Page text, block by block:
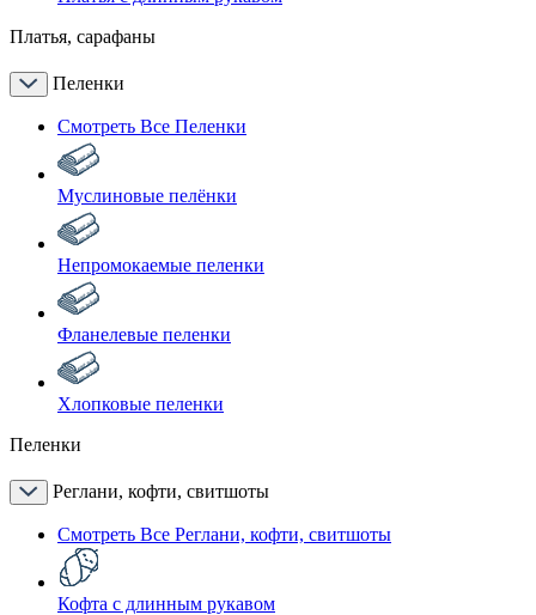
Платья, сарафаны
Пеленки
Смотреть Все Пеленки
Муслиновые пелёнки
Непромокаемые пеленки
Фланелевые пеленки
Хлопковые пеленки
Пеленки
Реглани, кофти, свитшоты
Смотреть Все Реглани, кофти, свитшоты
Кофта с длинным рукавом